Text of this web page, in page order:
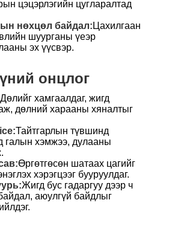
цэцэрлэгийн цугларалтад
нөхцөл байдал: Цахилгаан
шуурганы үеэр
эх үүсвэр.
онцлог
Дөлийг хамгаалдаг, жигд
дөлний харааны хяналтыг
Тайтгарлын түвшинд
галын хэмжээ, дулааны
Өргөтгөсөн шатаах цагийг
хэрэгцээг бууруулдаг.
Жигд бус гадаргуу дээр ч
аюулгүй байдлыг